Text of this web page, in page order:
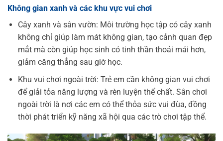
Không gian xanh và các khu vực vui chơi
Cây xanh và sân vườn: Môi trường học tập có cây xanh
không chỉ giúp làm mát không gian, tạo cảnh quan đẹp
mắt mà còn giúp học sinh có tinh thần thoải mái hơn,
giảm căng thẳng sau giờ học.
Khu vui chơi ngoài trời: Trẻ em cần không gian vui chơi
để giải tỏa năng lượng và rèn luyện thể chất. Sân chơi
ngoài trời là nơi các em có thể thỏa sức vui đùa, đồng
thời phát triển kỹ năng xã hội qua các trò chơi tập thể.